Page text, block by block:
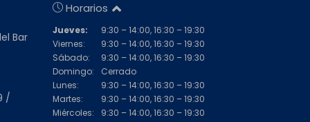
Bar
/
Horarios
Jueves:
9:30 – 14:00, 16:30 – 19:30
Viernes:
9:30 – 14:00, 16:30 – 19:30
Sábado:
9:30 – 14:00, 16:30 – 19:30
Domingo:
Cerrado
Lunes:
9:30 – 14:00, 16:30 – 19:30
Martes:
9:30 – 14:00, 16:30 – 19:30
Miércoles:
9:30 – 14:00, 16:30 – 19:30